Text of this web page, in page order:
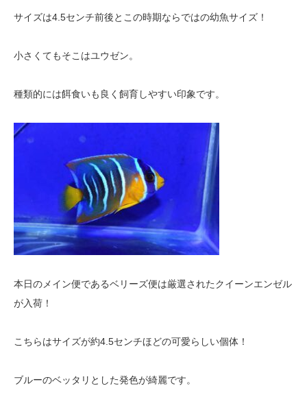
サイズは4.5センチ前後とこの時期ならではの幼魚サイズ！
小さくてもそこはユウゼン。
種類的には餌食いも良く飼育しやすい印象です。
本日のメイン便であるベリーズ便は厳選されたクイーンエンゼル
が入荷！
こちらはサイズが約4.5センチほどの可愛らしい個体！
ブルーのベッタリとした発色が綺麗です。